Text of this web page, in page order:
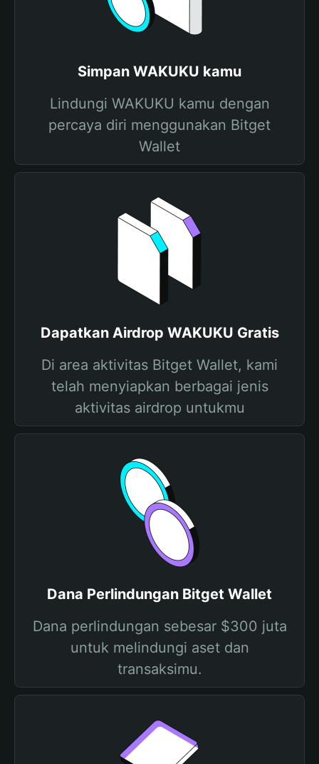
Simpan WAKUKU kamu
Lindungi WAKUKU kamu dengan
percaya diri menggunakan Bitget
Wallet
Dapatkan Airdrop WAKUKU Gratis
Di area aktivitas Bitget Wallet, kami
telah menyiapkan berbagai jenis
aktivitas airdrop untukmu
Dana Perlindungan Bitget Wallet
Dana perlindungan sebesar $300 juta
untuk melindungi aset dan
transaksimu.